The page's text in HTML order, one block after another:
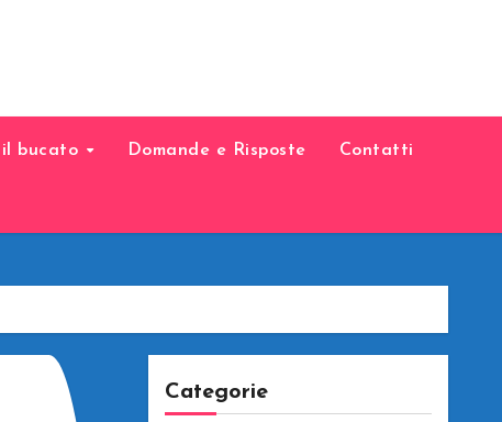
il bucato Domande e Risposte Contatti
Categorie